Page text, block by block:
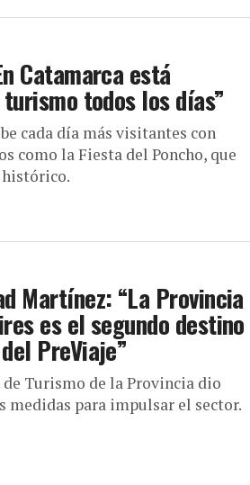
Catamarca está
todos los días”
cada día más visitantes con
como la Fiesta del Poncho, que
Martínez: “La Provincia
es el segundo destino
PreViaje”
de Turismo de la Provincia dio
medidas para impulsar el sector.